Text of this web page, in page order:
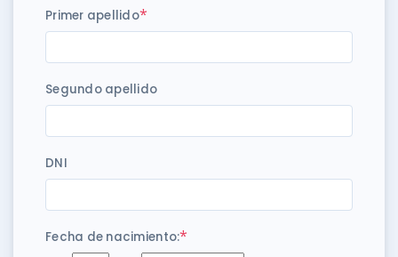
Primer apellido*
Segundo apellido
DNI
Fecha de nacimiento:*